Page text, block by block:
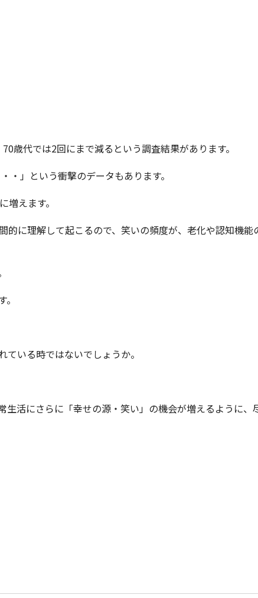
歳代では2回にまで減るという調査結果があります。
・」という衝撃のデータもあります。
増えます。
に理解して起こるので、笑いの頻度が、老化や認知機
いる時ではないでしょうか。
活にさらに「幸せの源・笑い」の機会が増えるように、